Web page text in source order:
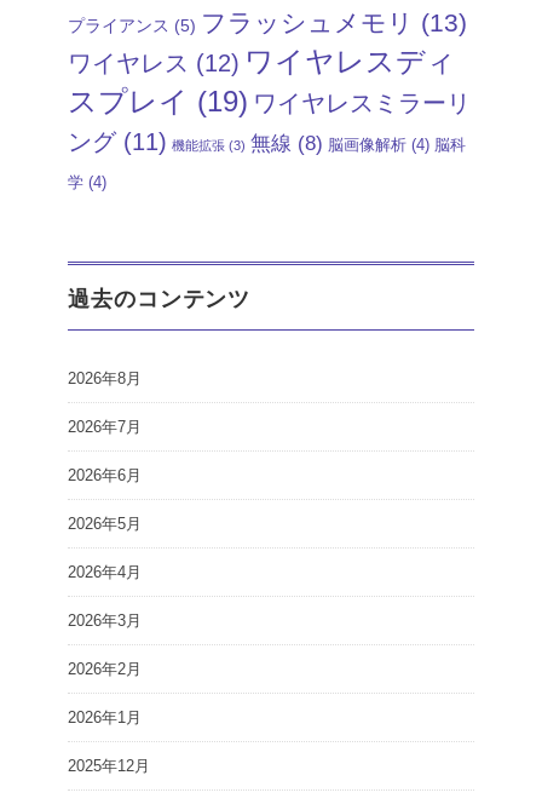
プライアンス (5) フラッシュメモリ (13)
ワイヤレス (12) ワイヤレスディ
スプレイ (19) ワイヤレスミラーリ
ング(11) 機能拡張 (3) 無線 (8) 脳画像解析 (4) 脳科
学 (4)
過去のコンテンツ
2026年8月
2026年7月
2026年6月
2026年5月
2026年4月
2026年3月
2026年2月
2026年1月
2025年12月